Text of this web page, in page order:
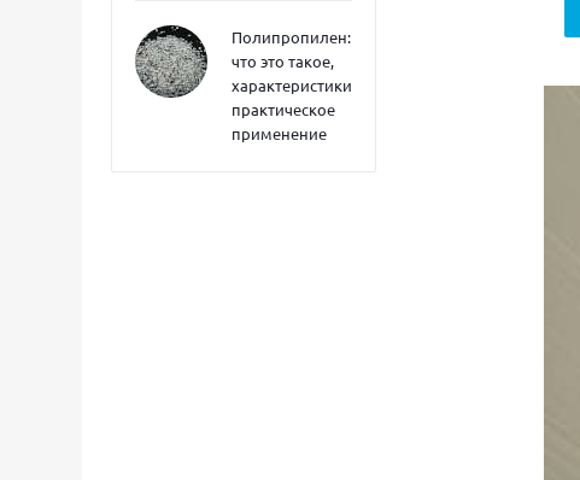
Полипропилен:
что это такое,
характеристики,
практическое
применение